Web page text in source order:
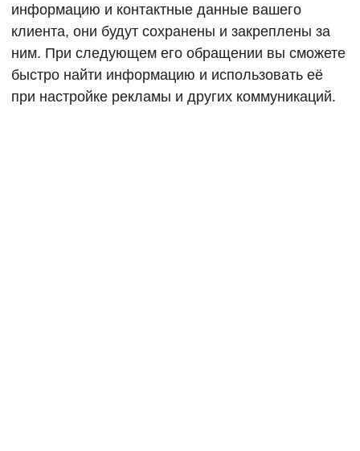
информацию и контактные данные вашего
клиента, они будут сохранены и закреплены за
ним. При следующем его обращении вы сможете
быстро найти информацию и использовать её
при настройке рекламы и других коммуникаций.